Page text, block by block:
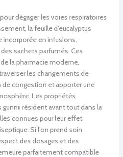
dégager les voies respiratoires
la feuille d’eucalyptus
incorporée en infusions,
sachets parfumés. Ces
la pharmacie moderne,
les changements de
de congestion et apporter une
Les propriétés
gunnii résident avant tout dans la
connues pour leur effet
Si l’on prend soin
des dosages et des
parfaitement compatible